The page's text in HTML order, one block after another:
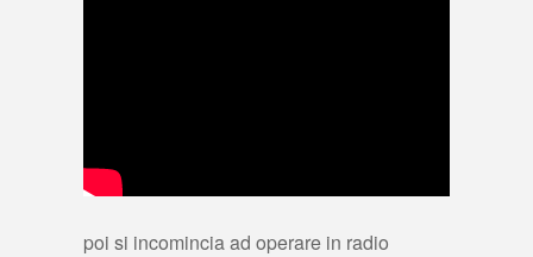
poi si incomincia ad operare in radio